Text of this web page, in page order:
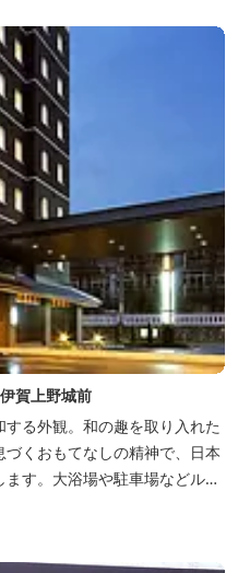
「ミストサウナ」の合計4種の
賀上野城前
る外観。和の趣を取り入れた
くおもてなしの精神で、日本
す。大浴場や駐車場などルー
のままに、穏やかな和のニュ
観光にも、幅広くお役立てい